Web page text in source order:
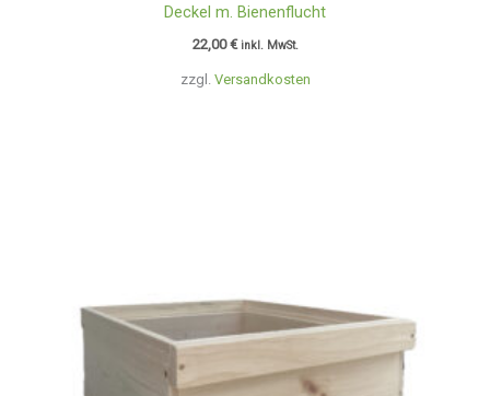
zzgl. Versandkosten
Deckel m. Bienenflucht
22,00€ inkl. MwSt.